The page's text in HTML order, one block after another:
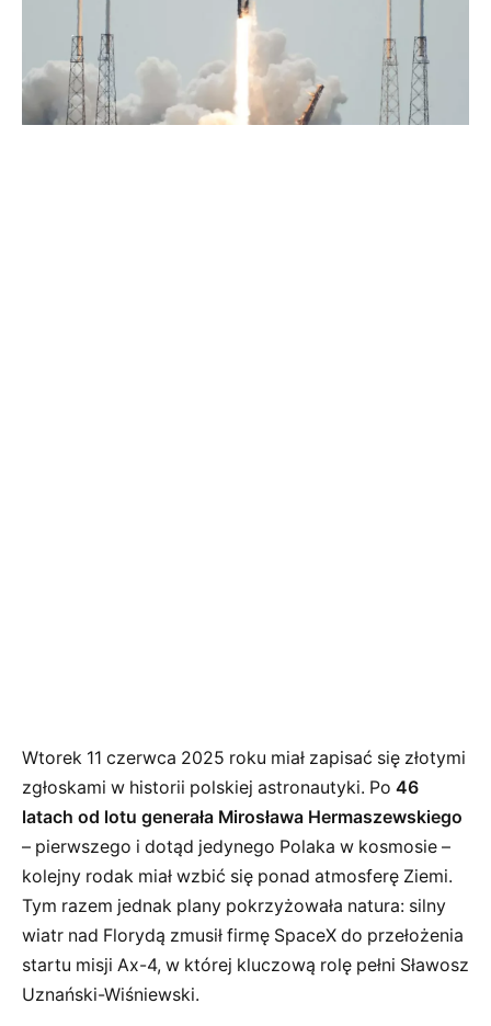
Wtorek 11 czerwca 2025 roku miał zapisać się złotymi
zgłoskami w historii polskiej astronautyki. Po 46
latach od lotu generała Mirosława Hermaszewskiego
– pierwszego i dotąd jedynego Polaka w kosmosie –
kolejny rodak miał wzbić się ponad atmosferę Ziemi.
Tym razem jednak plany pokrzyżowała natura: silny
wiatr nad Florydą zmusił firmę SpaceX do przełożenia
startu misji Ax-4, w której kluczową rolę pełni Sławosz
Uznański-Wiśniewski.